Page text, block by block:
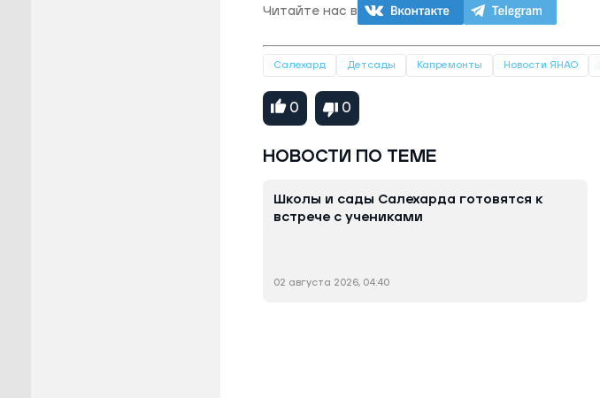
Читайте нас в
Салехард Детсады Капремонты Новости ЯНАО
0 0
НОВОСТИ ПО ТЕМЕ
Школы и сады Салехарда готовятся к
встрече с учениками
02 августа 2026, 04:40